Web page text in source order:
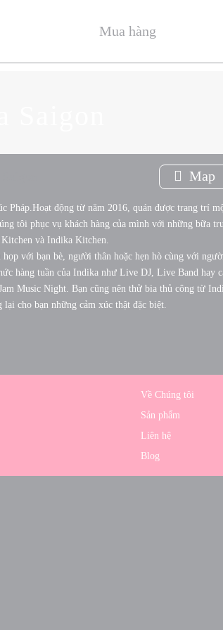
Mua hàng
Map
Pháp.Hoạt động từ năm 2016, quán được trang trí
tôi phục vụ khách hàng của mình với những bữa
và Indika Kitchen.
với bạn bè, người thân hoặc hẹn hò cùng với
hàng tuần của Indika như Live DJ, Live Band hay
Music Night. Bạn cũng nên thử bia thủ công từ
lại cho bạn những cảm xúc thật đặc biệt.
Về Chúng tôi
Sản phẩm
Liên hệ
Blog